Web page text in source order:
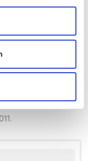
il tubo
l’annegamento nel
in conformità alla
edilizia - prodotti
e certificati